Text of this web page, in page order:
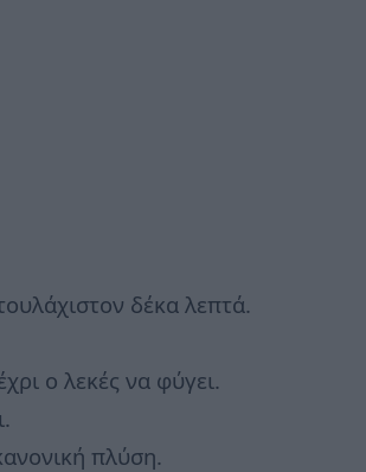
δέκα λεπτά.
ο λεκές να φύγει.
πλύση.